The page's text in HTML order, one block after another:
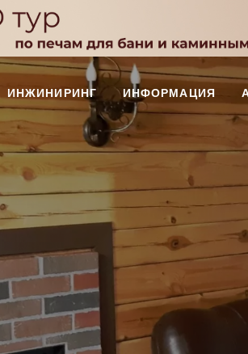
ИНЖИНИРИНГ ИНФОРМАЦИЯ